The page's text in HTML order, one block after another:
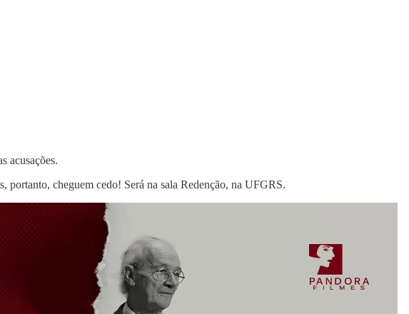
acusações.
portanto, cheguem cedo! Será na sala Redenção, na UFGRS.